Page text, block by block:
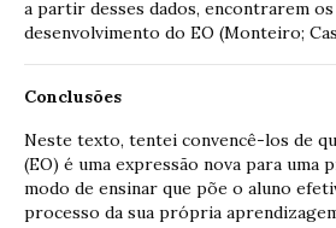
a partir desses dados, encontrarem
desenvolvimento do EO (Monteiro;
Conclusões
Neste texto, tentei convencê-los de
(EO) é uma expressão nova para uma
modo de ensinar que põe o aluno
processo da sua própria